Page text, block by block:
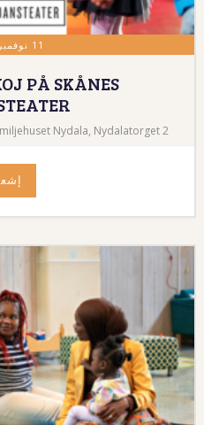
11 نوفمبر 2026
PÅ SKÅNES
Nydala, Nydalatorget 2